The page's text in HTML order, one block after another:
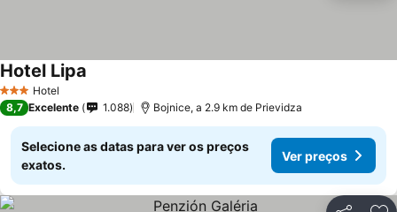
3 EstrelasHotel
Hotel Lipa
8,7 Excelente 1.088 Bojnice, a 2.9 km de Prievidza
Selecione as datas para ver os preços
exatos.
Ver preços